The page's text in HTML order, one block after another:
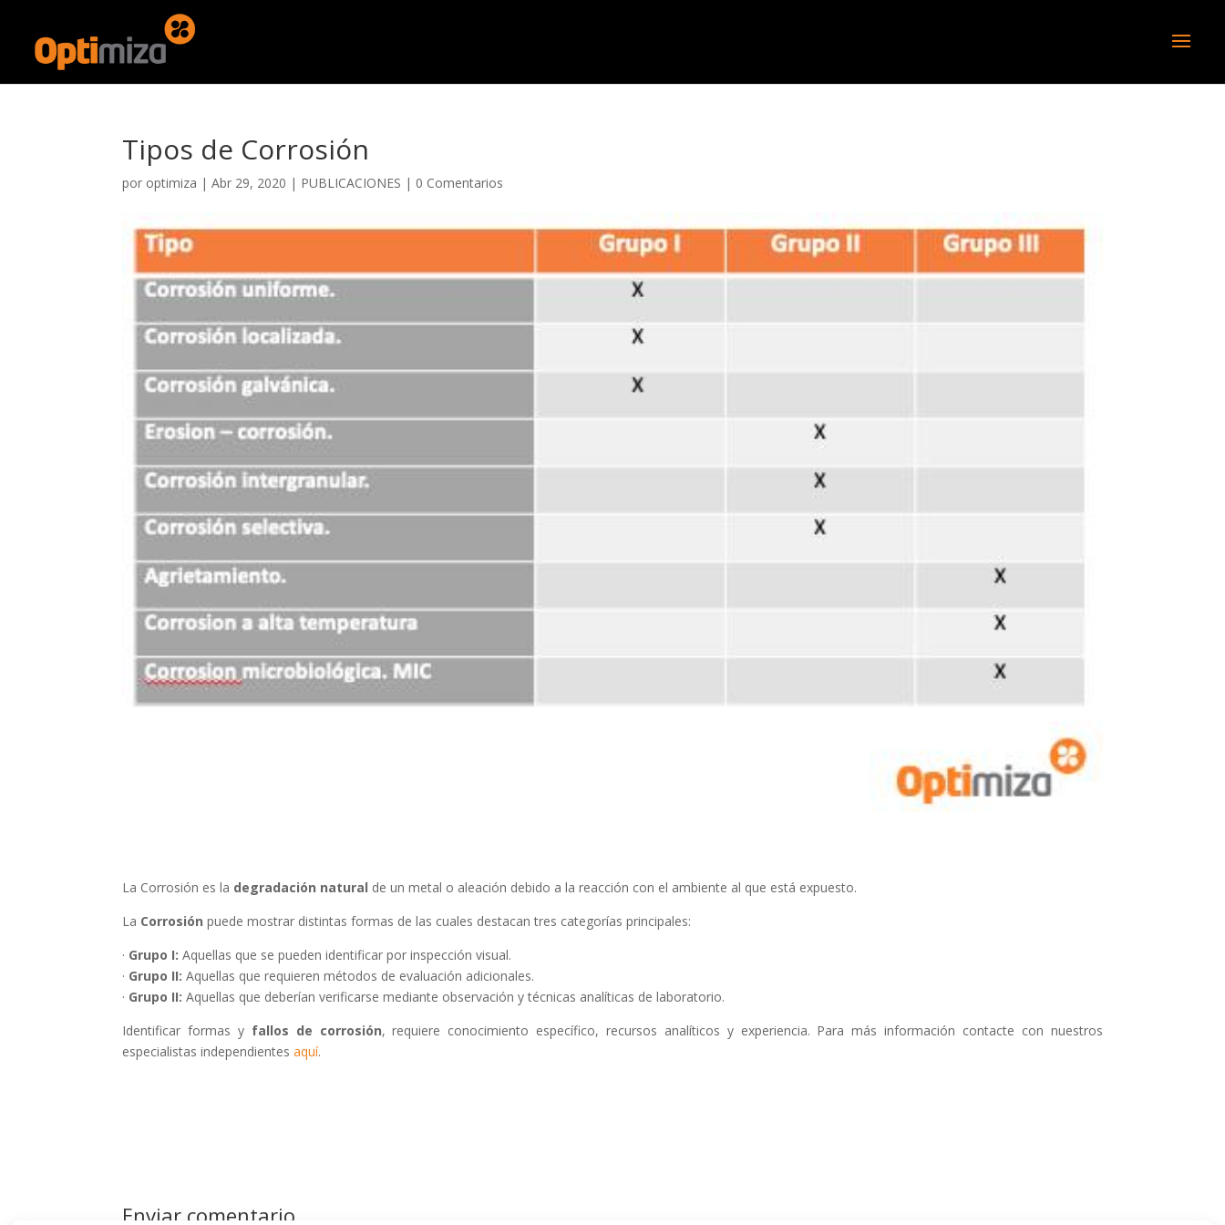
Tipos de Corrosión
por optimiza |Abr 29, 2020 | PUBLICACIONES | 0 Comentarios
La Corrosión es la degradación natural de un metal o aleación debido a la reacción con el ambiente al que está expuesto.
La Corrosión puede mostrar distintas formas de las cuales destacan tres categorías principales:
· Grupo I: Aquellas que se pueden identificar por inspección visual.
· Grupo II: Aquellas que requieren métodos de evaluación adicionales.
· Grupo II: Aquellas que deberían verificarse mediante observación y técnicas analíticas de laboratorio.
Identificar formas y fallos de corrosión, requiere conocimiento específico, recursos analíticos y experiencia. Para más información contacte con nuestros
especialistas independientesaquí.
Enviar comentario